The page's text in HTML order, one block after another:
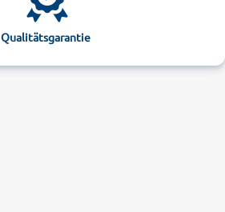
Qualitätsgarantie